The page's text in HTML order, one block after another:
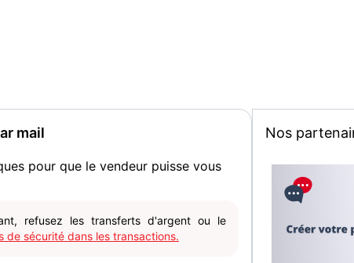
Santé (lot de 2) : 6 €
Philosophie : 5 €
Religion : 3 €
Livres et BD occasion à vendre à Aix-les-Bains (73100)
mail
pour que le vendeur puisse vous
refusez les transferts d'argent ou le
de sécurité dans les transactions.
Nos